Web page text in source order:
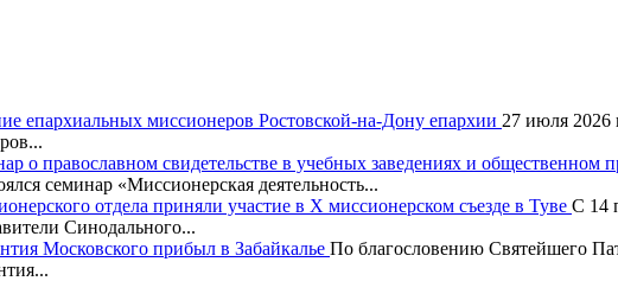
епархиальных миссионеров Ростовской-на-Дону епархии 27 июля 2026
о православном свидетельстве в учебных заведениях и общественном
семинар «Миссионерская деятельность...
отдела приняли участие в X миссионерском съезде в Туве С 14
Синодального...
Московского прибыл в Забайкалье По благословению Святейшего